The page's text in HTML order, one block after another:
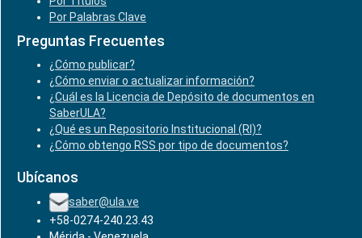
Por Palabras Clave
Preguntas Frecuentes
¿Cómo publicar?
¿Cómo enviar o actualizar información?
¿Cuál es la Licencia de Depósito de documentos en
SaberULA?
¿Qué es un Repositorio Institucional (RI)?
¿Cómo obtengo RSS por tipo de documentos?
Ubícanos
saber@ula.ve
+58-0274-240.23.43